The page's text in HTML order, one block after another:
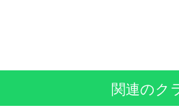
関連のク